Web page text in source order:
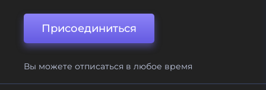
Присоединиться
Вы можете отписаться в любое время